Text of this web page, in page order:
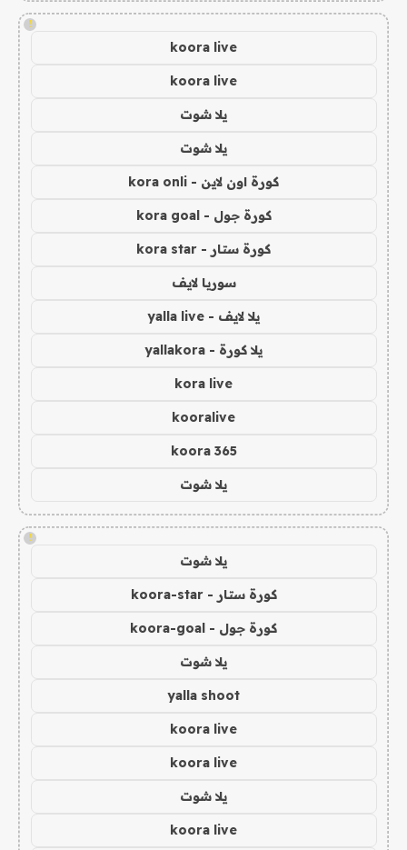
!
koora live
koora live
يلا شوت
يلا شوت
كورة اون لاين - kora onli
كورة جول - kora goal
كورة ستار - kora star
سوريا لايف
يلا لايف - yalla live
يلا كورة - yallakora
kora live
kooralive
koora 365
يلا شوت
!
يلا شوت
كورة ستار - koora-star
كورة جول - koora-goal
يلا شوت
yalla shoot
koora live
koora live
يلا شوت
koora live